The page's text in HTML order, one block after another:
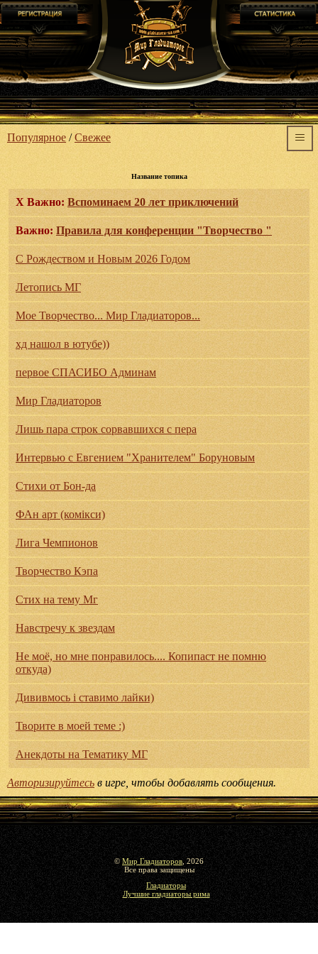
Популярное /Свежее
Название топика
X Важно: Вспоминаем 20 лет приключений
Важно: Правила для конференции "Творчество "
С Рождеством и Новым 2026 Годом
Летопись МГ
Мое Творчество... Мир Гладиаторов...
хд нашол в ютубе))
первое СПАСИБО Админам
Мир Гладиаторов
Лишь пара строк сорвавшихся с пера
Интервью с Евгением "Хранителем" Боруновым
Стихи от Бон-да
ФАн арт (комікси)
Лига Чемпионов
Творчество Кэпа
Стих на тему Мг
Навстречу к звездам
Не моё, но мне понравилось.... Копипаст не помню
откуда)
Дививмось і ставимо лайки)
Творите в моей теме :)
Анекдоты на Тематику МГ
Авторизируйтесь в игре, чтобы добавлять сообщения.
© Мир Гладиаторов , 2026
Все права защищены
Гладиаторы
Лучшие гладиаторы рима